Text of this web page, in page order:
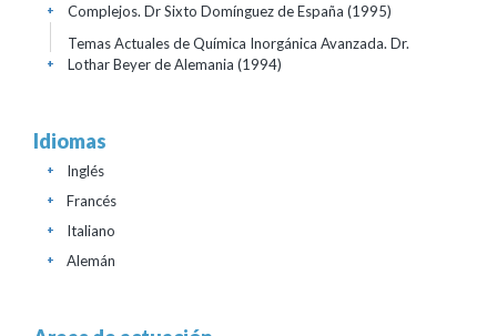
Complejos. Dr Sixto Domínguez de España (1995)
+
Temas Actuales de Química Inorgánica Avanzada. Dr.
Lothar Beyer de Alemania (1994)
+
Idiomas
Inglés
+
Francés
+
Italiano
+
Alemán
+